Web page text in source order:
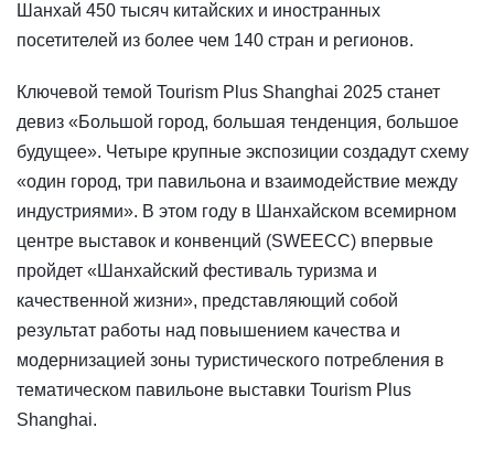
Шанхай 450 тысяч китайских и иностранных
посетителей из более чем 140 стран и регионов.
Ключевой темой Tourism Plus Shanghai 2025 станет
девиз «Большой город, большая тенденция, большое
будущее». Четыре крупные экспозиции создадут схему
«один город, три павильона и взаимодействие между
индустриями». В этом году в Шанхайском всемирном
центре выставок и конвенций (SWEECC) впервые
пройдет «Шанхайский фестиваль туризма и
качественной жизни», представляющий собой
результат работы над повышением качества и
модернизацией зоны туристического потребления в
тематическом павильоне выставки Tourism Plus
Shanghai.